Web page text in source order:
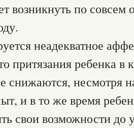
возникнуть по совсем
неадекватное
притязания ребенка в
снижаются, несмотря
и в то же время
свои возможности до